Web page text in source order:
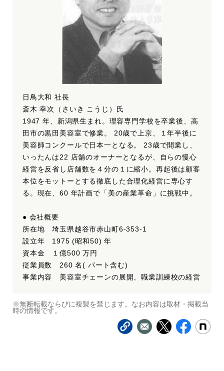
日鳥大和 社長
斎木 幸次（さいき こうじ）氏
1947 年、新潟県生まれ。理容専門学校を卒業後、高
田市の黒田美容室で修業。 20歳で上京、１年半後に
美容師コンクールで日本一となる。 23歳で開業し、
いったんは22 店舗のオーナーとなるが、自らの慢心
経営を反省し店舗数を４分の１に縮小。再起後は顧客
本位をモットーとする徹底した合理化経営に専心す
る。現在、60 年計画で「美の産業革命」に挑戦中。
● 会社概要
所在地 埼玉県越谷市赤山町6-353-1
設立年 1975 (昭和50) 年
資本金 １億500 万円
従業員数 260 名( パート含む)
事業内容 美容室チェーンの展開、職業訓練校の経営
※無断転載ならびに複製を禁じます。なお内容は取材・掲載当
時の情報です。